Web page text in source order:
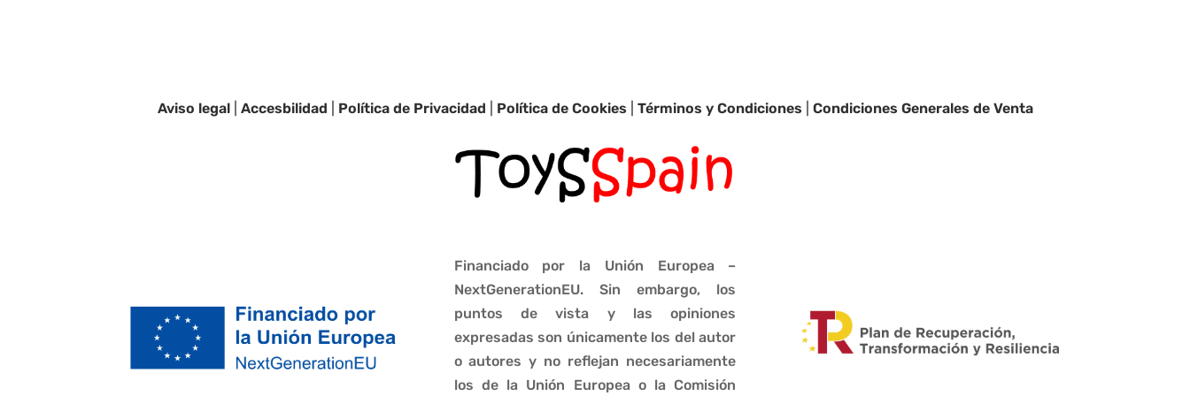
Aviso legal| Accesbilidad Política de Privacidad Política de Cookies Términos y Condiciones Condiciones Generales de Venta
Financiado por la Unión Europea –
NextGenerationEU. Sin embargo, los
puntos de vista y las opiniones
expresadas son únicamente los del autor
o autores y no reflejan necesariamente
los de la Unión Europea o la Comisión